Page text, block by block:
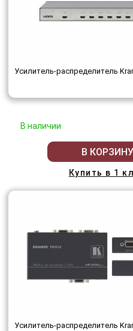
Усилитель-распределитель
В наличии
В КОРЗИНУ
Купить в 1
Усилитель-распределитель